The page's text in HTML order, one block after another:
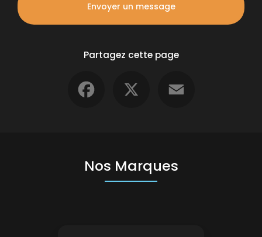
Envoyer un message
Partagez cette page
Nos Marques